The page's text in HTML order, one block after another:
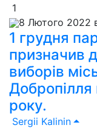
1
8 Лютого 2022
1 грудня
призначив
виборів
року.
Sergii Kalinin